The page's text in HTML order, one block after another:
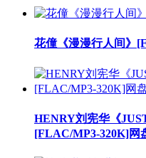
花僮《漫漫行人间》
HENRY刘宪华《
[FLAC/MP3-320K]网